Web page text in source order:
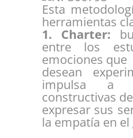
Esta
herramientas
1. Charter:
entre los
emociones que
desean
impulsa a
constructivas de
expresar sus
la empatía en